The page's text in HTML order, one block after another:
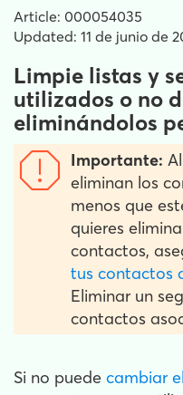
Article: 000054035
Updated: 11 de junio de
Limpie listas y
utilizados o no
eliminándolos
Importante:
eliminan los
menos que
quieres
contactos,
tus contactos
Eliminar un
contactos
Si no puede cambiar